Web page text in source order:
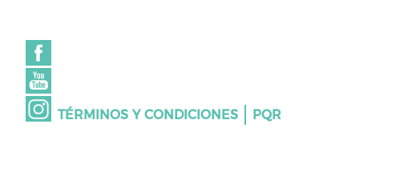
TÉRMINOS Y CONDICIONES PQR